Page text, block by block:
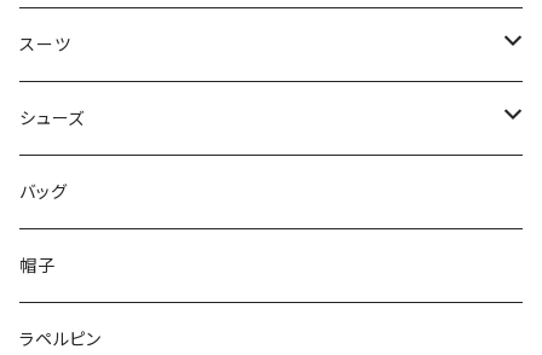
50/XL～
48/L
50/XL～
46/M
48/L
50/XL～
～44/S
46/M
48/L
50/XL～
スーツ
～44/S
46/M
48/L
50/XL～
シューズ
～25.5cm
26cm～
27cm～
バッグ
帽子
ラペルピン